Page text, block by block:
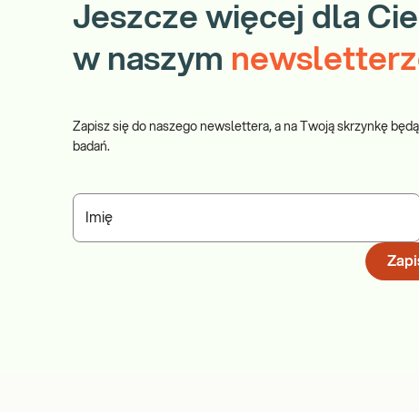
Jeszcze więcej dla
w naszym
Zapisz się do naszego newslettera, a na Twoją skrzynkę
badań.
Imię